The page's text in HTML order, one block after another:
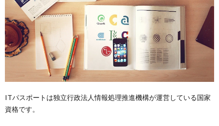
ITパスポートは独立行政法人情報処理推進機構が運営している国家
資格です。